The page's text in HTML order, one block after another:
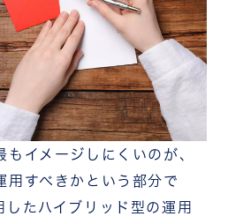
イメージしにくいのが、
用すべきかという部分で
したハイブリッド型の運用